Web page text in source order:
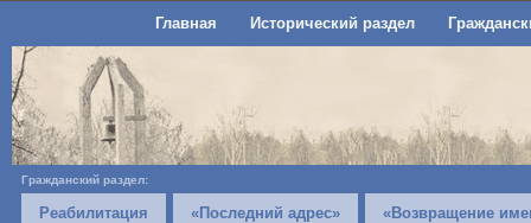
Главная Исторический раздел
Гражданский раздел:
Реабилитация «Последний адрес» «Возвращение